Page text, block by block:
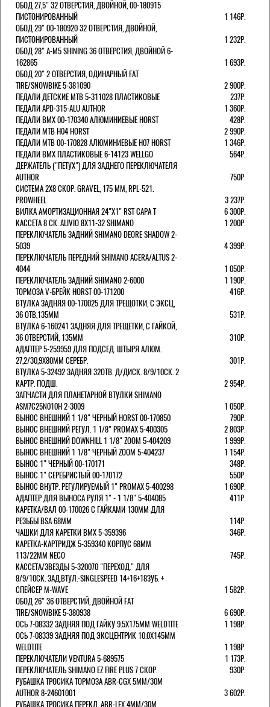
ОБОД 27,5" 32 ОТВЕРСТИЯ, ДВОЙНОЙ, 00-180915
ПИСТОНИРОВАННЫЙ
1 146Р.
ОБОД 29" 00-180920 32 ОТВЕРСТИЯ, ДВОЙНОЙ,
ПИСТОНИРОВАННЫЙ
1 232Р.
ОБОД 28" A-M5 SHINING 36 ОТВЕРСТИЯ, ДВОЙНОЙ 6-
162865
1 693Р.
ОБОД 20" 2 ОТВЕРСТИЯ, ОДИНАРНЫЙ FAT
TIRE/SNOWBIKE 5-381090
2 900Р.
ПЕДАЛИ ДЕТСКИЕ MTB 5-311028 ПЛАСТИКОВЫЕ
237Р.
ПЕДАЛИ APD-315-ALU AUTHOR
1 360Р.
ПЕДАЛИ BMX 00-170340 АЛЮМИНИЕВЫЕ HORST
428Р.
ПЕДАЛИ MTB H04 HORST
2 990Р.
ПЕДАЛИ MTB 00-170828 АЛЮМИНИЕВЫЕ H07 HORST
1 346Р.
ПЕДАЛИ BMX ПЛАСТИКОВЫЕ 6-14123 WELLGO
564Р.
ДЕРЖАТЕЛЬ ("ПЕТУХ") ДЛЯ ЗАДНЕГО ПЕРЕКЛЮЧАТЕЛЯ
AUTHOR
750Р.
СИСТЕМА 2Х8 СКОР. GRAVEL, 175 ММ, RPL-521.
PROWHEEL
3 237Р.
ВИЛКА АМОРТИЗАЦИОННАЯ 24"Х1" RST CAPA Т
6 300Р.
КАССЕТА 8 СК. ALIVIO 8Х11-32 SHIMANO
1 200Р.
ПЕРЕКЛЮЧАТЕЛЬ ЗАДНИЙ SHIMANO DEORE SHADOW 2-
5039
4 399Р.
ПЕРЕКЛЮЧАТЕЛЬ ПЕРЕДНИЙ SHIMANO ACERA/ALTUS 2-
4044
1 050Р.
ПЕРЕКЛЮЧАТЕЛЬ ЗАДНИЙ SHIMANO 2-6000
1 190Р.
ТОРМОЗА V-БРЕЙК HORST 00-171200
416Р.
ВТУЛКА ЗАДНЯЯ 00-170025 ДЛЯ ТРЕЩОТКИ, С ЭКСЦ,
36 ОТВ,135ММ
531Р.
ВТУЛКА 6-160241 ЗАДНЯЯ ДЛЯ ТРЕЩЕТКИ, С ГАЙКОЙ,
36 ОТВЕРСТИЙ, 135ММ
310Р.
АДАПТЕР 5-259959 ДЛЯ ПОДСЕД. ШТЫРЯ АЛЮМ.
27,2/30,9Х80ММ СЕРЕБР.
301Р.
ВТУЛКА 5-32492 ЗАДНЯЯ 32ОТВ. Д/ДИСК. 8/9/10СК. 2
КАРТР. ПОДШ.
2 954Р.
ЗАПЧАСТИ ДЛЯ ПЛАНЕТАРНОЙ ВТУЛКИ SHIMANO
ASM7C25N010H 2-3009
1 050Р.
ВЫНОС ВНЕШНИЙ 1 1/8" ЧЕРНЫЙ HORST 00-170850
790Р.
ВЫНОС ВНЕШНИЙ РЕГУЛ. 1 1/8" PROMAX 5-400305
2 803Р.
ВЫНОС ВНЕШНИЙ DOWNHILL 1 1/8" ZOOM 5-404209
1 999Р.
ВЫНОС ВНЕШНИЙ 1 1/8" ЧЕРНЫЙ ZOOM 5-404237
1 154Р.
ВЫНОС 1" ЧЕРНЫЙ 00-170171
348Р.
ВЫНОС 1" СЕРЕБРИСТЫЙ 00-170172
550Р.
ВЫНОС ВНУТР. РЕГУЛИРУЕМЫЙ 1" PROMAX 5-400298
1 690Р.
АДАПТЕР ДЛЯ ВЫНОСА РУЛЯ 1" - 1 1/8" 5-404085
411Р.
КАРЕТКА/ВАЛ 00-170026 С ГАЙКАМИ 130ММ ДЛЯ
РЕЗЬБЫ BSA 68ММ
114Р.
ЧАШКИ ДЛЯ КАРЕТКИ BMX 5-359396
346Р.
КАРЕТКА-КАРТРИДЖ 5-359340 КОРПУС 68ММ
113/22ММ NECO
745Р.
КАССЕТА/ЗВЕЗДЫ 5-320070 "ПЕРЕХОД." ДЛЯ
8/9/10СК. ЗАД.ВТУЛ.-SINGLESPEED 14+16+18ЗУБ. +
СПЕЙСЕР M-WAVE
1 582Р.
ОБОД 26" 36 ОТВЕРСТИЙ, ДВОЙНОЙ FAT
TIRE/SNOWBIKE 5-380938
6 690Р.
ОСЬ 7-08332 ЗАДНЯЯ ПОД ГАЙКУ 9.5Х175ММ WELDTITE
1 198Р.
ОСЬ 7-08339 ЗАДНЯЯ ПОД ЭКСЦЕНТРИК 10.0Х145ММ
WELDTITE
1 198Р.
ПЕРЕКЛЮЧАТЕЛИ VENTURA 5-689575
1 173Р.
ПЕРЕКЛЮЧАТЕЛЬ SHIMANO EZ FIRE PLUS 7 СКОР.
930Р.
РУБАШКА ТРОСИКА ТОРМОЗА ABR-CGX 5MM/30M
AUTHOR 8-24601001
3 602Р.
РУБАШКА ТРОСИКА ПЕРЕКЛ. ABR-LEX 4MM/30M